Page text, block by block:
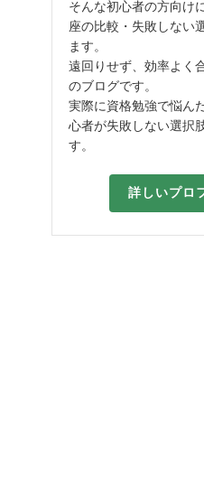
そんな初心者の方向け
座の比較・失敗しない
ます。
遠回りせず、効率よく
のブログです。
実際に資格勉強で悩ん
心者が失敗しない選択
す。
詳しいプロ